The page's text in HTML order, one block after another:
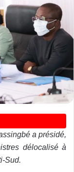
a présidé,
délocalisé à
Sud.